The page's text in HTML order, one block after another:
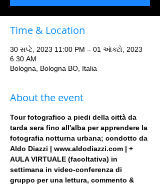
Time & Location
30 સપ્ટે, 2023 11:00 PM – 01 ઑક્ટો, 2023
6:30 AM
Bologna, Bologna BO, Italia
About the event
Tour fotografico a piedi della città da
tarda sera fino all'alba per apprendere la
fotografia notturna urbana; condotto da
Aldo Diazzi | www.aldodiazzi.com | +
AULA VIRTUALE (facoltativa) in
settimana in video-conferenza di
gruppo per una lettura, commento &